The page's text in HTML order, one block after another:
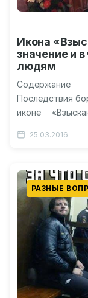
Икона
значение и
людям
Содержание
Последствия
иконе
иконе? Что
25.03.2016
РАЗНЫЕ